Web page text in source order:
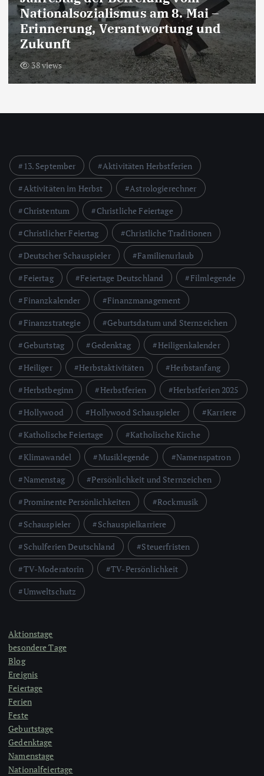
Nationalsozialismus am 8. Mai –
Erinnerung, Verantwortung und
Zukunft
38 views
13. September
Aktivitäten Herbstferien
Aktivitäten im Herbst
Astrologierechner
Christentum
Christliche Feiertage
Christlicher Feiertag
Christliche Traditionen
Deutscher Schauspieler
Familienurlaub
Feiertag
Feiertage Deutschland
Filmlegende
Finanzkalender
Finanzmanagement
Finanzstrategie
Geburtsdatum und Sternzeichen
Geburtstag
Gedenktag
Heiligenkalender
Heiliger
Herbstaktivitäten
Herbstanfang
Herbstbeginn
Herbstferien
Herbstferien 2025
Hollywood
Hollywood Schauspieler
Karriere
Katholische Feiertage
Katholische Kirche
Klimawandel
Musiklegende
Namenspatron
Namenstag
Persönlichkeit und Sternzeichen
Prominente Persönlichkeiten
Rockmusik
Schauspieler
Schauspielkarriere
Schulferien Deutschland
Steuerfristen
TV-Moderatorin
TV-Persönlichkeit
Umweltschutz
Aktionstage
besondere Tage
Blog
Ereignis
Feiertage
Ferien
Feste
Geburtstage
Gedenktage
Namenstage
Nationalfeiertage